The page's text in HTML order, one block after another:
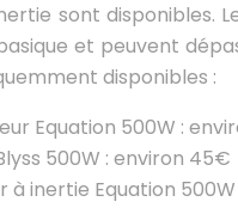
sont
et peuvent
disponibles :
Equation 500W :
500W : environ 45€
à inertie Equation